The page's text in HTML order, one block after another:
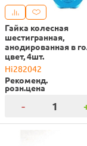
Гайка колесная
шестигранная,
анодированная в
цвет, 4шт.
Hi282042
Рекоменд.
розн.цена
-